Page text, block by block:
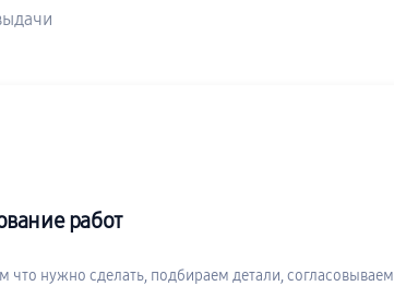
работ
что нужно сделать, подбираем детали, согласовываем